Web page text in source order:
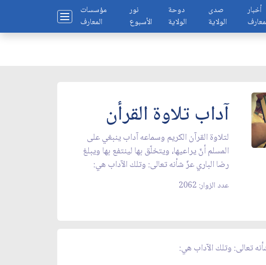
مؤسسات
المعارف
نور
الأسبوع
دوحة
الولاية
صدى
الولاية
أخبار
آداب تلاوة القرأن
لتلاوة القرآن الكريم وسماعه آداب ينبغي على
المسلم أنّ يراعيها، ويتخلّق بها لينتفع بها ويبلغ
رضا الباري عزّ شأنه تعالى: وتلك الآداب هي:
عدد الزوار: 2062
تعالى: وتلك الآداب هي: